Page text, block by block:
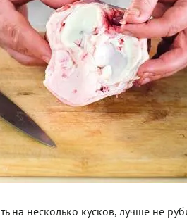
на несколько кусков, лучше не